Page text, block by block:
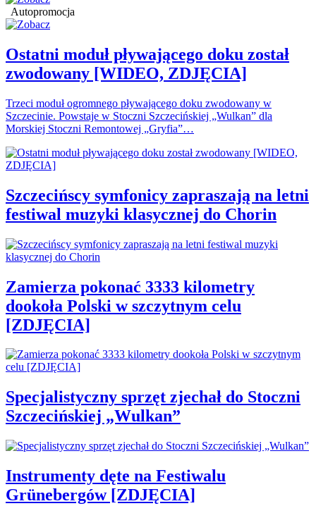
Autopromocja
Ostatni moduł pływającego doku został
zwodowany [WIDEO, ZDJĘCIA]
Trzeci moduł ogromnego pływającego doku zwodowany w
Szczecinie. Powstaje w Stoczni Szczecińskiej „Wulkan” dla
Morskiej Stoczni Remontowej „Gryfia”…
Szczecińscy symfonicy zapraszają na letni
festiwal muzyki klasycznej do Chorin
Zamierza pokonać 3333 kilometry
dookoła Polski w szczytnym celu
[ZDJĘCIA]
Specjalistyczny sprzęt zjechał do Stoczni
Szczecińskiej „Wulkan”
Instrumenty dęte na Festiwalu
Grünebergów [ZDJĘCIA]